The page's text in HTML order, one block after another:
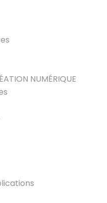
NUMÉRIQUE